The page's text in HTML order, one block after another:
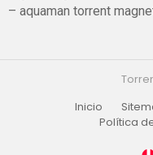
– aquaman torrent
Inicio
Política